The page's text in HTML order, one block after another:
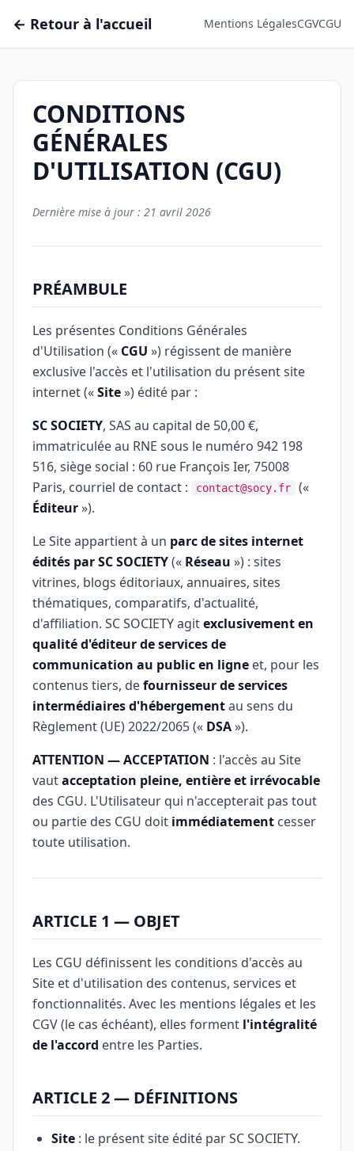
← Retour à l'accueil Mentions LégalesCGVCGU
CONDITIONS
GÉNÉRALES
D'UTILISATION (CGU)
Dernière mise à jour : 21 avril 2026
PRÉAMBULE
Les présentes Conditions Générales
d'Utilisation (« CGU ») régissent de manière
exclusive l'accès et l'utilisation du présent site
internet («Site») édité par :
SC SOCIETY, SAS au capital de 50,00 €,
immatriculée au RNE sous le numéro 942 198
516, siège social : 60 rue François Ier, 75008
Paris, courriel de contact :
contact@socy.fr
(«
Éditeur»).
Le Site appartient à un parc de sites internet
édités par SC SOCIETY(« Réseau ») : sites
vitrines, blogs éditoriaux, annuaires, sites
thématiques, comparatifs, d'actualité,
d'affiliation. SC SOCIETY agitexclusivement en
qualité d'éditeur de services de
communication au public en ligne et, pour les
contenus tiers, defournisseur de services
intermédiaires d'hébergementau sens du
Règlement (UE) 2022/2065 (« DSA»).
ATTENTION — ACCEPTATION : l'accès au Site
vautacceptation pleine, entière et irrévocable
des CGU. L'Utilisateur qui n'accepterait pas tout
ou partie des CGU doit immédiatement cesser
toute utilisation.
ARTICLE 1 — OBJET
Les CGU définissent les conditions d'accès au
Site et d'utilisation des contenus, services et
fonctionnalités. Avec les mentions légales et les
CGV (le cas échéant), elles forment l'intégralité
de l'accord entre les Parties.
ARTICLE 2 — DÉFINITIONS
Site : le présent site édité par SC SOCIETY.